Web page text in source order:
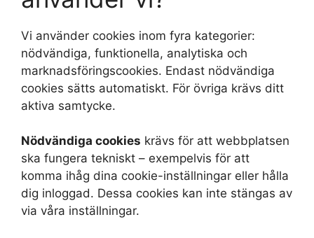
Vi använder cookies inom fyra kategorier:
nödvändiga, funktionella, analytiska och
marknadsföringscookies. Endast nödvändiga
cookies sätts automatiskt. För övriga krävs ditt
aktiva samtycke.
Nödvändiga cookies krävs för att webbplatsen
ska fungera tekniskt – exempelvis för att
komma ihåg dina cookie-inställningar eller hålla
dig inloggad. Dessa cookies kan inte stängas av
via våra inställningar.